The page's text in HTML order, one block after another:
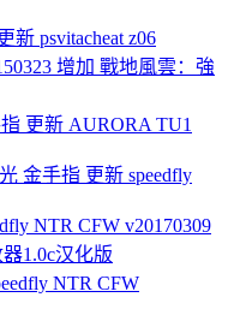
psvitacheat z06
增加 戰地風雲：強
更新 AURORA TU1
金手指 更新 speedfly
NTR CFW v20170309
1.0c汉化版
NTR CFW